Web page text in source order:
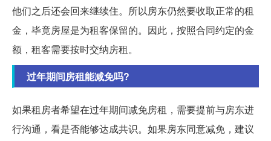
他们之后还会回来继续住。所以房东仍然要收取正常的租
金，毕竟房屋是为租客保留的。因此，按照合同约定的金
额，租客需要按时交纳房租。
过年期间房租能减免吗?
如果租房者希望在过年期间减免房租，需要提前与房东进
行沟通，看是否能够达成共识。如果房东同意减免，建议